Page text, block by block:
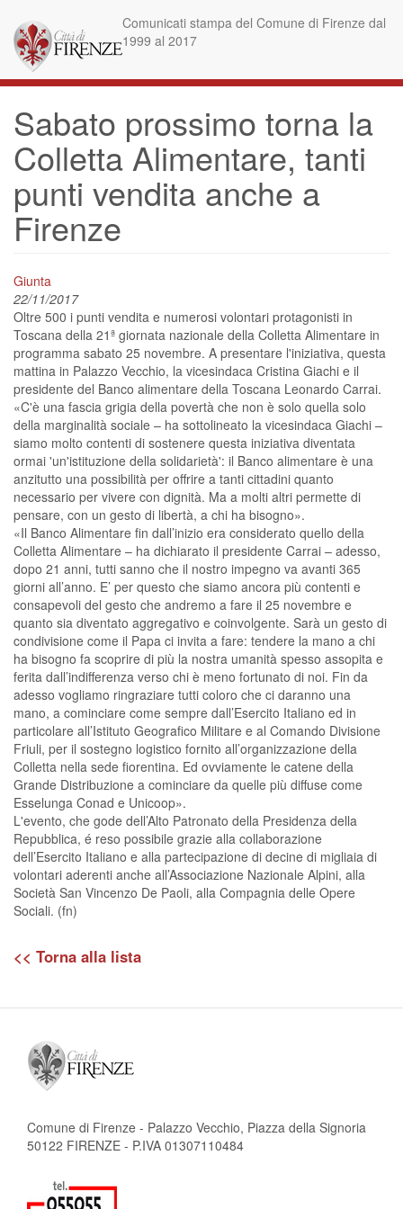
main
content
Comunicati stampa del Comune di Firenze dal
1999 al 2017
Sabato prossimo torna la
Colletta Alimentare, tanti
punti vendita anche a
Firenze
Giunta
22/11/2017
Oltre 500 i punti vendita e numerosi volontari protagonisti in
Toscana della 21ª giornata nazionale della Colletta Alimentare in
programma sabato 25 novembre. A presentare l'iniziativa, questa
mattina in Palazzo Vecchio, la vicesindaca Cristina Giachi e il
presidente del Banco alimentare della Toscana Leonardo Carrai.
«C'è una fascia grigia della povertà che non è solo quella solo
della marginalità sociale – ha sottolineato la vicesindaca Giachi –
siamo molto contenti di sostenere questa iniziativa diventata
ormai 'un'istituzione della solidarietà': il Banco alimentare è una
anzitutto una possibilità per offrire a tanti cittadini quanto
necessario per vivere con dignità. Ma a molti altri permette di
pensare, con un gesto di libertà, a chi ha bisogno».
«Il Banco Alimentare fin dall’inizio era considerato quello della
Colletta Alimentare – ha dichiarato il presidente Carrai – adesso,
dopo 21 anni, tutti sanno che il nostro impegno va avanti 365
giorni all’anno. E’ per questo che siamo ancora più contenti e
consapevoli del gesto che andremo a fare il 25 novembre e
quanto sia diventato aggregativo e coinvolgente. Sarà un gesto di
condivisione come il Papa ci invita a fare: tendere la mano a chi
ha bisogno fa scoprire di più la nostra umanità spesso assopita e
ferita dall’indifferenza verso chi è meno fortunato di noi. Fin da
adesso vogliamo ringraziare tutti coloro che ci daranno una
mano, a cominciare come sempre dall’Esercito Italiano ed in
particolare all’Istituto Geografico Militare e al Comando Divisione
Friuli, per il sostegno logistico fornito all’organizzazione della
Colletta nella sede fiorentina. Ed ovviamente le catene della
Grande Distribuzione a cominciare da quelle più diffuse come
Esselunga Conad e Unicoop».
L'evento, che gode dell’Alto Patronato della Presidenza della
Repubblica, é reso possibile grazie alla collaborazione
dell’Esercito Italiano e alla partecipazione di decine di migliaia di
volontari aderenti anche all’Associazione Nazionale Alpini, alla
Società San Vincenzo De Paoli, alla Compagnia delle Opere
Sociali. (fn)
<< Torna alla lista
Comune di Firenze - Palazzo Vecchio, Piazza della Signoria
50122 FIRENZE - P.IVA 01307110484